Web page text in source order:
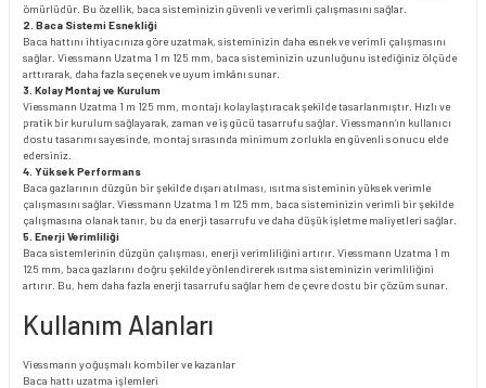
ömürlüdür. Bu özellik, baca sisteminizin güvenli ve verimli çalışmasını sağlar.
2. Baca Sistemi Esnekliği
Baca hattını ihtiyacınıza göre uzatmak, sisteminizin daha esnek ve verimli çalışmasını
sağlar. Viessmann Uzatma 1 m 125 mm, baca sisteminizin uzunluğunu istediğiniz ölçüde
arttırarak, daha fazla seçenek ve uyum imkânı sunar.
3. Kolay Montaj ve Kurulum
Viessmann Uzatma 1 m 125 mm, montajı kolaylaştıracak şekilde tasarlanmıştır. Hızlı ve
pratik bir kurulum sağlayarak, zaman ve iş gücü tasarrufu sağlar. Viessmann’ın kullanıcı
dostu tasarımı sayesinde, montaj sırasında minimum zorlukla en güvenli sonucu elde
edersiniz.
4. Yüksek Performans
Baca gazlarının düzgün bir şekilde dışarı atılması, ısıtma sisteminin yüksek verimle
çalışmasını sağlar. Viessmann Uzatma 1 m 125 mm, baca sisteminizin verimli bir şekilde
çalışmasına olanak tanır, bu da enerji tasarrufu ve daha düşük işletme maliyetleri sağlar.
5. Enerji Verimliliği
Baca sistemlerinin düzgün çalışması, enerji verimliliğini artırır. Viessmann Uzatma 1 m
125 mm, baca gazlarını doğru şekilde yönlendirerek ısıtma sisteminizin verimliliğini
artırır. Bu, hem daha fazla enerji tasarrufu sağlar hem de çevre dostu bir çözüm sunar.
Kullanım Alanları
Viessmann yoğuşmalı kombiler ve kazanlar
Baca hattı uzatma işlemleri